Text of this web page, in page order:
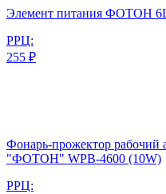
Элемент питания ФОТОН
РРЦ:
255 ₽
Фонарь-прожектор рабочий
"ФОТОН" WPВ-4600 (10W)
РРЦ: